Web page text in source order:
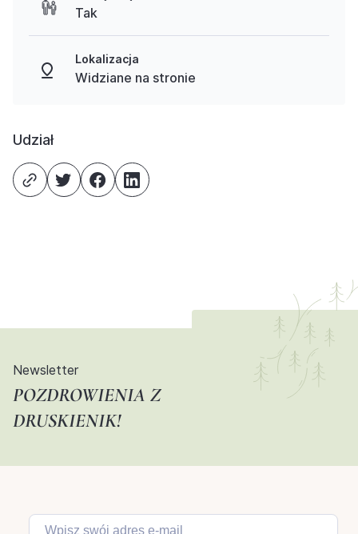
Tak
Lokalizacja
Widziane na stronie
Udział
Newsletter
POZDROWIENIA Z
DRUSKIENIK!